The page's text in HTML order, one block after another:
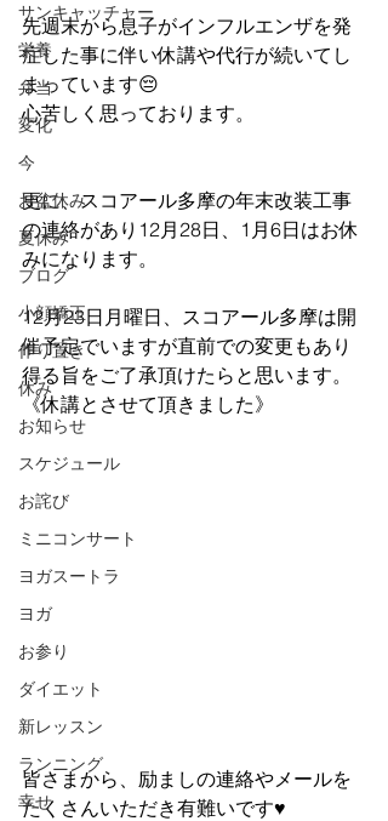
サンキャッチャー
栄養
弁当
変化
今
お盆休み
夏休み
ブログ
小顔矯正
作り置き
休み
お知らせ
スケジュール
お詫び
ミニコンサート
ヨガスートラ
ヨガ
お参り
ダイエット
新レッスン
ランニング
幸せ
先週末から息子がインフルエンザを発
症した事に伴い休講や代行が続いてし
まっています😔
心苦しく思っております。
更に、スコアール多摩の年末改装工事
の連絡があり12月28日、1月6日はお休
みになります。
12月23日月曜日、スコアール多摩は開
催予定でいますが直前での変更もあり
得る旨をご了承頂けたらと思います。
《休講とさせて頂きました》
皆さまから、励ましの連絡やメールを
たくさんいただき有難いです♥️